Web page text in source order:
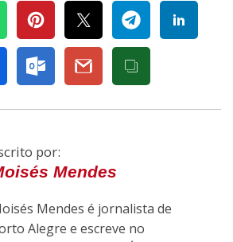
por:
Mendes
Mendes é jornalista de
Alegre e escreve no